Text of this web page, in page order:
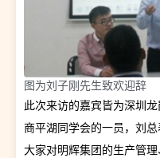
图为刘子刚先生致欢迎辞
此次来访的嘉宾皆为深圳
商平湖同学会的一员，刘
大家对明辉集团的生产管